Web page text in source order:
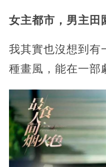
女主都市，男主田
我其實也沒想到有
種畫風，能在一部